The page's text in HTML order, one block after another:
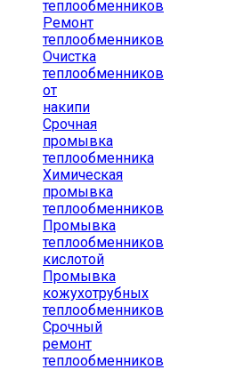
теплообменников
Ремонт
теплообменников
Очистка
теплообменников
от
накипи
Срочная
промывка
теплообменника
Химическая
промывка
теплообменников
Промывка
теплообменников
кислотой
Промывка
кожухотрубных
теплообменников
Срочный
ремонт
теплообменников